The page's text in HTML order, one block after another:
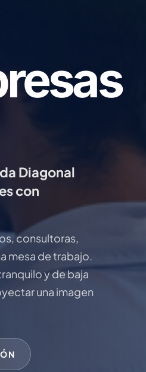
Diagonal
con
consultoras,
mesa de trabajo.
y de baja
una imagen